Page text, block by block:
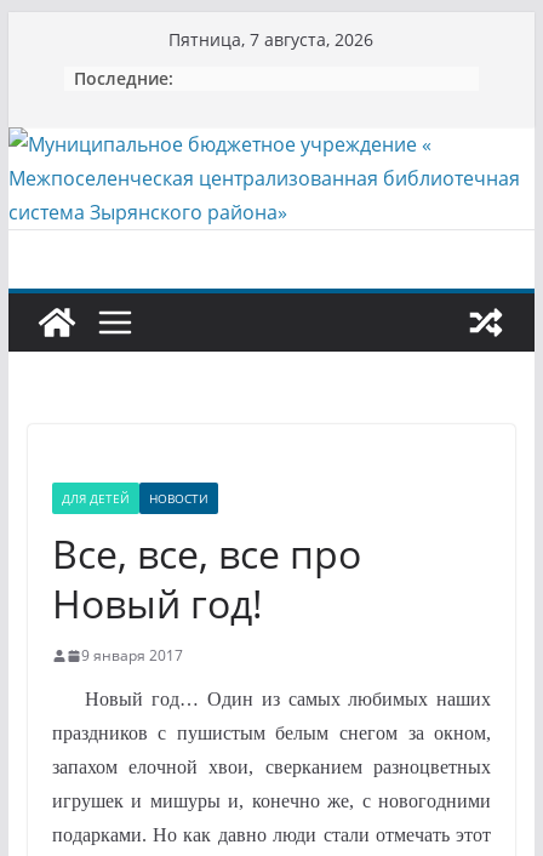
содержимому
Пятница, 7 августа, 2026
Последние:
ДЛЯ ДЕТЕЙ НОВОСТИ
Все, все, все про
Новый год!
9 января 2017
Новый год… Один из самых любимых наших
праздников с пушистым белым снегом за окном,
запахом елочной хвои, сверканием разноцветных
игрушек и мишуры и, конечно же, с новогодними
подарками. Но как давно люди стали отмечать этот